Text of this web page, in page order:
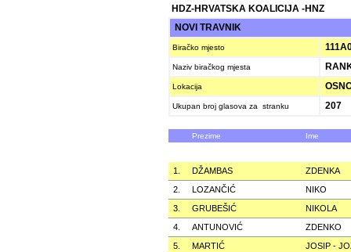
HDZ-HRVATSKA KOALICIJA -HNZ
NOVI TRAVNIK
Biračko mjesto
Naziv biračkog mjesta
Lokacija
Ukupan broj glasova za stranku 207
Prezime Ime
1. DŽAMBAS
ZDENKA
2.
LOZANČIĆ
NIKO
3.
GRUBEŠIĆ
NIKOLA
4.
ANTUNOVIĆ
ZDENKO
5.
MARTIĆ
JOSIP -